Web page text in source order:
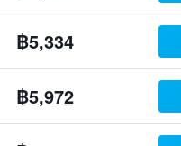
฿5,334
฿5,972